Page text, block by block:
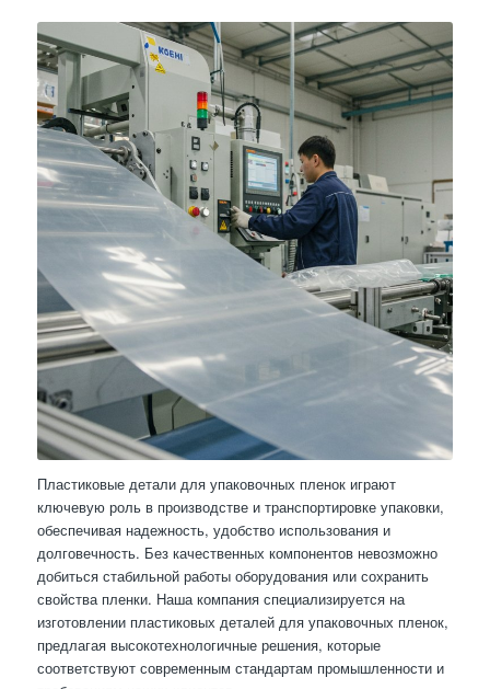
Пластиковые детали для упаковочных пленок играют
ключевую роль в производстве и транспортировке упаковки,
обеспечивая надежность, удобство использования и
долговечность. Без качественных компонентов невозможно
добиться стабильной работы оборудования или сохранить
свойства пленки. Наша компания специализируется на
изготовлении пластиковых деталей для упаковочных пленок,
предлагая высокотехнологичные решения, которые
соответствуют современным стандартам промышленности и